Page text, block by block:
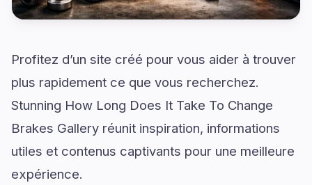
Profitez d’un site créé pour vous aider à trouver
plus rapidement ce que vous recherchez.
Stunning How Long Does It Take To Change
Brakes Gallery réunit inspiration, informations
utiles et contenus captivants pour une meilleure
expérience.